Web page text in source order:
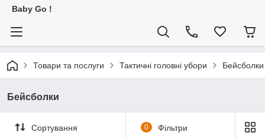
Baby Go !
Товари та послуги Тактичні головні убори Бейсболки
Бейсболки
Сортування 0 Фільтри